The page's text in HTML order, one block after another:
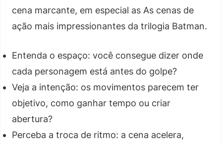
cena marcante, em especial as As cenas de
ação mais impressionantes da trilogia Batman.
Entenda o espaço: você consegue dizer onde
cada personagem está antes do golpe?
Veja a intenção: os movimentos parecem ter
objetivo, como ganhar tempo ou criar
abertura?
Perceba a troca de ritmo: a cena acelera,